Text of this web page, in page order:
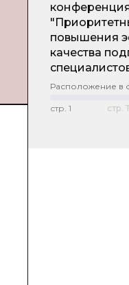
повышения
качества
Расположение в
стр. 1 стр.